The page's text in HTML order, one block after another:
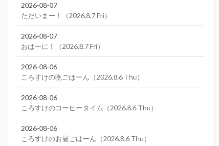
2026-08-07
ただいまー！（2026.8.7 Fri）
2026-08-07
おはーに！（2026.8.7 Fri）
2026-08-06
ころすけの晩ごはーん（2026.8.6 Thu）
2026-08-06
ころすけのコーヒータイム（2026.8.6 Thu）
2026-08-06
ころすけのお昼ごはーん（2026.8.6 Thu）